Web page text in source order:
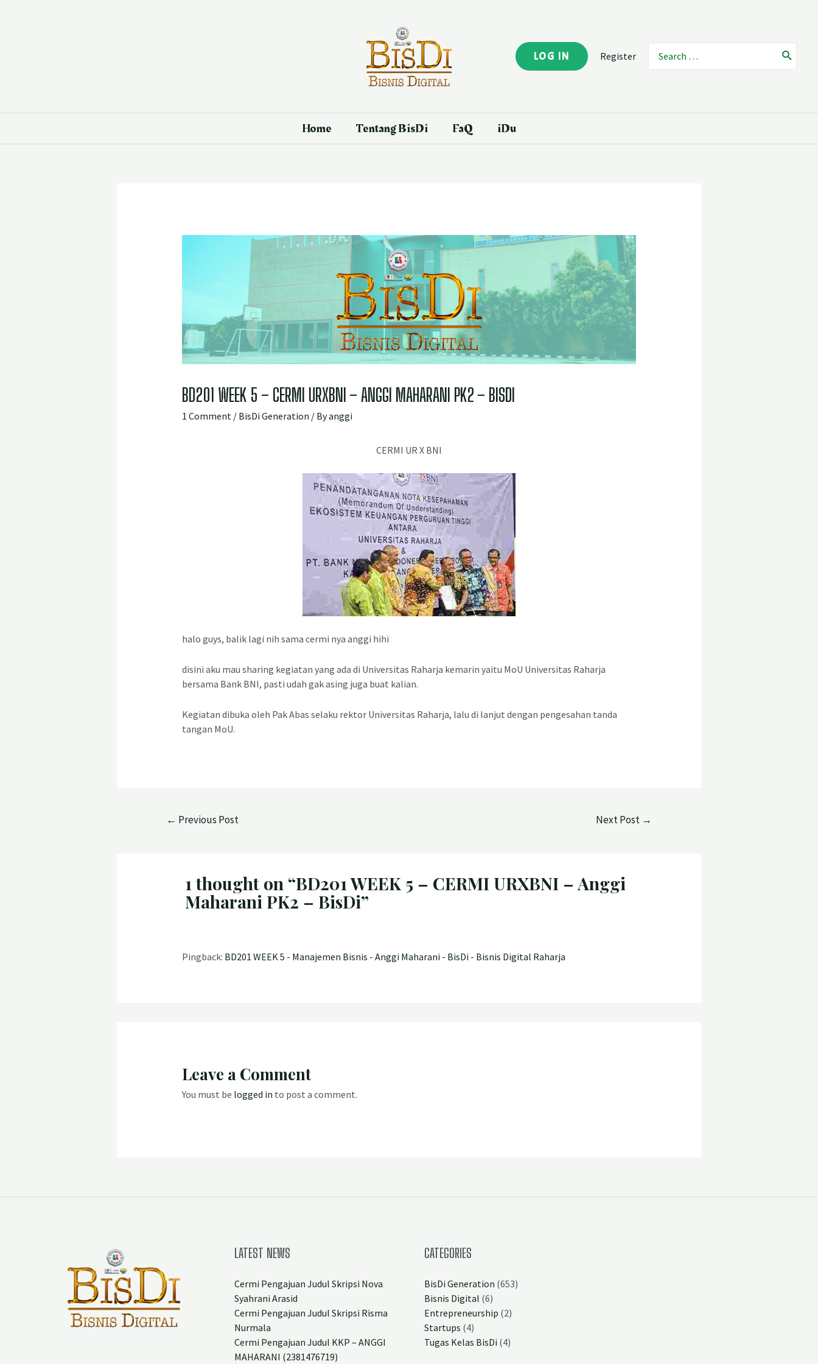
LOG IN Register
Home Tentang BisDi FaQ iDu
BD201 WEEK 5 – CERMI URXBNI – ANGGI MAHARANI PK2 – BISDI
1 Comment / BisDi Generation / Byanggi
CERMI UR X BNI
halo guys, balik lagi nih sama cermi nya anggi hihi
disini aku mau sharing kegiatan yang ada di Universitas Raharja kemarin yaitu MoU Universitas Raharja
bersama Bank BNI, pasti udah gak asing juga buat kalian.
Kegiatan dibuka oleh Pak Abas selaku rektor Universitas Raharja, lalu di lanjut dengan pengesahan tanda
tangan MoU.
← Previous Post Next Post →
1 thought on “BD201 WEEK 5 – CERMI URXBNI – Anggi
Maharani PK2 – BisDi”
Pingback: BD201 WEEK 5 - Manajemen Bisnis - Anggi Maharani - BisDi - Bisnis Digital Raharja
Leave a Comment
You must be logged in to post a comment.
LATEST NEWS
Cermi Pengajuan Judul Skripsi Nova
Syahrani Arasid
Cermi Pengajuan Judul Skripsi Risma
Nurmala
Cermi Pengajuan Judul KKP – ANGGI
MAHARANI (2381476719)
CATEGORIES
BisDi Generation (653)
Bisnis Digital (6)
Entrepreneurship (2)
Startups (4)
Tugas Kelas BisDi (4)